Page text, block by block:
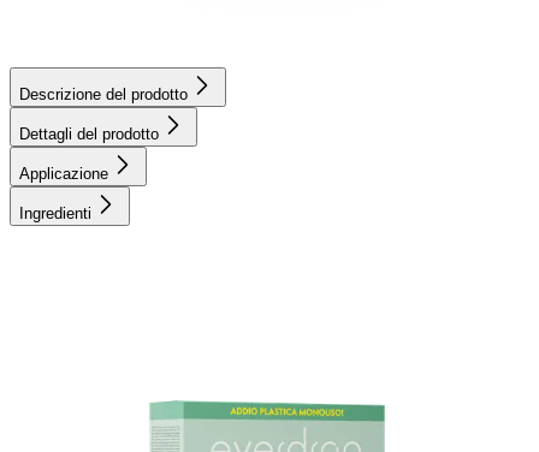
Descrizione del prodotto
Dettagli del prodotto
Applicazione
Ingredienti